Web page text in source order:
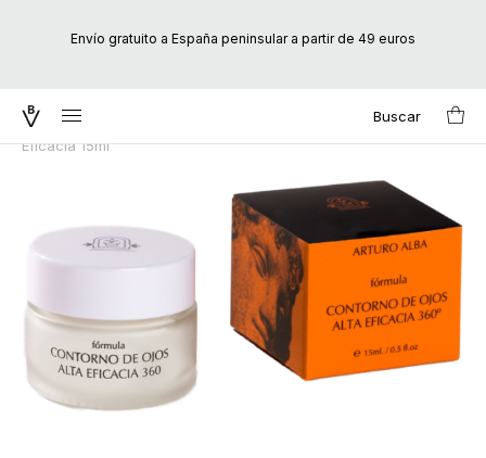
Envío gratuito a España peninsular a partir de 49 euros
Buscar
Search
for:
Inicio /Marcas
/ Arturo Alba Contorno de Ojos Alta
Eficacia 15ml